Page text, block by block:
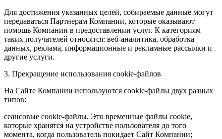
Для достижения указанных целей, собираемые данные могут
передаваться Партнерам Компании, которые оказывают
помощь Компании в предоставлении услуг. К категориям
таких получателей относятся: веб-аналитика, обработка
данных, реклама, информационные и рекламные рассылки и
другие услуги.
3. Прекращение использования cookie-файлов
На Сайте Компании используются cookie-файлы двух разных
типов:
сеансовые cookie-файлы. Это временные файлы cookie,
которые хранятся на устройстве пользователя до того
момента, когда пользователь покидает Сайт Компании;